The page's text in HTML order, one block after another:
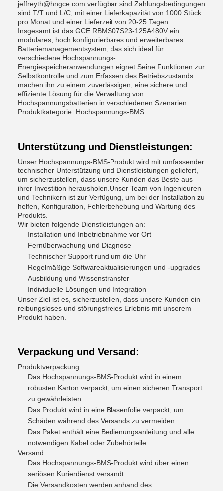
jeffreyth@hngce.com verfügbar sind.Zahlungsbedingungen
sind T/T und L/C, mit einer Lieferkapazität von 1000 Stück
pro Monat und einer Lieferzeit von 20-25 Tagen.
Insgesamt ist das GCE RBMS07S23-125A480V ein
modulares, hoch konfigurierbares und erweiterbares
Batteriemanagementsystem, das sich ideal für
verschiedene Hochspannungs-
Energiespeicheranwendungen eignet.Seine Funktionen zur
Selbstkontrolle und zum Erfassen des Betriebszustands
machen ihn zu einem zuverlässigen, eine sichere und
effiziente Lösung für die Verwaltung von
Hochspannungsbatterien in verschiedenen Szenarien.
Produktkategorie: Hochspannungs-BMS
Unterstützung und Dienstleistungen:
Unser Hochspannungs-BMS-Produkt wird mit umfassender
technischer Unterstützung und Dienstleistungen geliefert,
um sicherzustellen, dass unsere Kunden das Beste aus
ihrer Investition herausholen.Unser Team von Ingenieuren
und Technikern ist zur Verfügung, um bei der Installation zu
helfen, Konfiguration, Fehlerbehebung und Wartung des
Produkts.
Wir bieten folgende Dienstleistungen an:
Installation und Inbetriebnahme vor Ort
Fernüberwachung und Diagnose
Technischer Support rund um die Uhr
Regelmäßige Softwareaktualisierungen und -upgrades
Ausbildung und Wissenstransfer
Individuelle Lösungen und Integration
Unser Ziel ist es, sicherzustellen, dass unsere Kunden ein
reibungsloses und störungsfreies Erlebnis mit unserem
Produkt haben.
Verpackung und Versand:
Produktverpackung:
Das Hochspannungs-BMS-Produkt wird in einem
robusten Karton verpackt, um einen sicheren Transport
zu gewährleisten.
Das Produkt wird in eine Blasenfolie verpackt, um
Schäden während des Versands zu vermeiden.
Das Paket enthält eine Bedienungsanleitung und alle
notwendigen Kabel oder Zubehörteile.
Versand:
Das Hochspannungs-BMS-Produkt wird über einen
seriösen Kurierdienst versandt.
Die Versandkosten werden anhand des